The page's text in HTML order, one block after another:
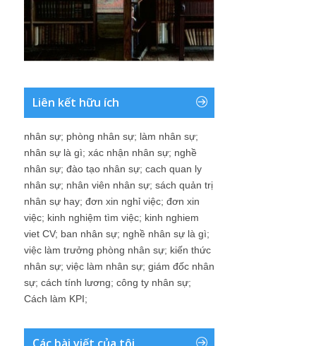
Liên kết hữu ích
nhân sự; phòng nhân sự; làm nhân sự;
nhân sự là gì; xác nhận nhân sự; nghề
nhân sự; đào tạo nhân sự; cach quan ly
nhân sự; nhân viên nhân sự; sách quản trị
nhân sự hay; đơn xin nghỉ việc; đơn xin
việc; kinh nghiệm tìm việc; kinh nghiem
viet CV; ban nhân sự; nghề nhân sự là gì;
việc làm trưởng phòng nhân sự; kiến thức
nhân sự; việc làm nhân sự; giám đốc nhân
sự; cách tính lương; công ty nhân sự;
Cách làm KPI;